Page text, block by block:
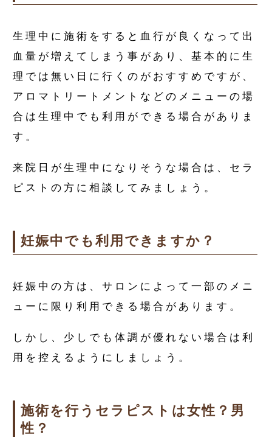
生理中に施術をすると血行が良くなって出
血量が増えてしまう事があり、基本的に生
理では無い日に行くのがおすすめですが、
アロマトリートメントなどのメニューの場
合は生理中でも利用ができる場合がありま
す。
来院日が生理中になりそうな場合は、セラ
ピストの方に相談してみましょう。
妊娠中でも利用できますか？
妊娠中の方は、サロンによって一部のメニ
ューに限り利用できる場合があります。
しかし、少しでも体調が優れない場合は利
用を控えるようにしましょう。
施術を行うセラピストは女性？男
性？